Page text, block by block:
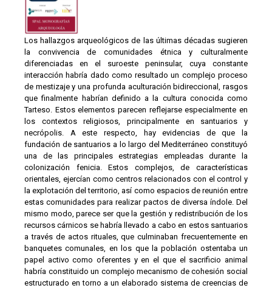
Los hallazgos arqueológicos de las últimas décadas sugieren
la convivencia de comunidades étnica y culturalmente
diferenciadas en el suroeste peninsular, cuya constante
interacción habría dado como resultado un complejo proceso
de mestizaje y una profunda aculturación bidireccional, rasgos
que finalmente habrían definido a la cultura conocida como
Tarteso. Estos elementos parecen reflejarse especialmente en
los contextos religiosos, principalmente en santuarios y
necrópolis. A este respecto, hay evidencias de que la
fundación de santuarios a lo largo del Mediterráneo constituyó
una de las principales estrategias empleadas durante la
colonización fenicia. Estos complejos, de características
orientales, ejercían como centros relacionados con el control y
la explotación del territorio, así como espacios de reunión entre
estas comunidades para realizar pactos de diversa índole. Del
mismo modo, parece ser que la gestión y redistribución de los
recursos cárnicos se habría llevado a cabo en estos santuarios
a través de actos rituales, que culminaban frecuentemente en
banquetes comunales, en los que la población ostentaba un
papel activo como oferentes y en el que el sacrificio animal
habría constituido un complejo mecanismo de cohesión social
estructurado en torno a un elaborado sistema de creencias de